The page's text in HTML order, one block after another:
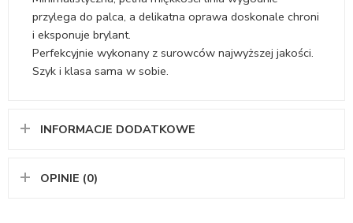
przylega do palca, a delikatna oprawa doskonale chroni
i eksponuje brylant.
Perfekcyjnie wykonany z surowców najwyższej jakości.
Szyk i klasa sama w sobie.
INFORMACJE DODATKOWE
OPINIE (0)